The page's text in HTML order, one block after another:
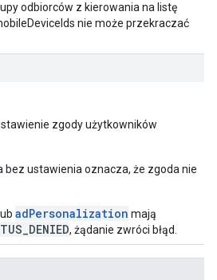
odbiorców z kierowania na listę
nie może przekraczać
zgody użytkowników
bez ustawienia oznacza, że zgoda nie
lub adPersonalization mają
, żądanie zwróci błąd.